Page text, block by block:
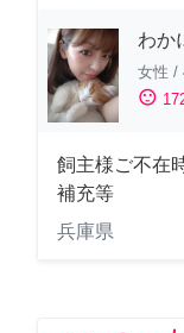
わか
女性 /
sentiment_satisfied
飼主様ご不在
補充等
兵庫県